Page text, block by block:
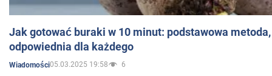
Jak gotować buraki w 10 minut: podstawowa
odpowiednia dla każdego
Wiadomości05.03.2025 19:58 6